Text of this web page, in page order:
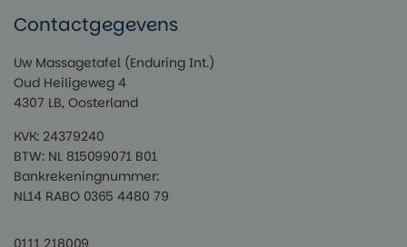
Contactgegevens
Uw Massagetafel (Enduring Int.)
Oud Heiligeweg 4
4307 LB, Oosterland
KVK: 24379240
BTW: NL 815099071 B01
Bankrekeningnummer:
NL14 RABO 0365 4480 79
0111 218009